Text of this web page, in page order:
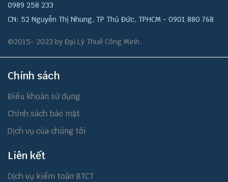
0989 258 233
CN: 52 Nguyễn Thị Nhung, TP Thủ Đức, TPHCM - 0901 880 768
©2015- 2023 by Đại Lý Thuế Công Minh.
Chính sách
Điều khoản sử dụng
Chính sách bảo mật
Dịch vụ của chúng tôi
Liên kết
Dịch vụ kiểm toán BTCT